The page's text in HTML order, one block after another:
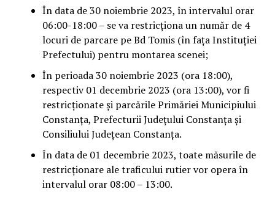
În data de 30 noiembrie 2023, în intervalul orar
06:00-18:00 – se va restricționa un număr de 4
locuri de parcare pe Bd Tomis (în fața Instituției
Prefectului) pentru montarea scenei;
În perioada 30 noiembrie 2023 (ora 18:00),
respectiv 01 decembrie 2023 (ora 13:00), vor fi
restricționate și parcările Primăriei Municipiului
Constanța, Prefecturii Județului Constanța și
Consiliului Județean Constanța.
În data de 01 decembrie 2023, toate măsurile de
restricționare ale traficului rutier vor opera în
intervalul orar 08:00 – 13:00.